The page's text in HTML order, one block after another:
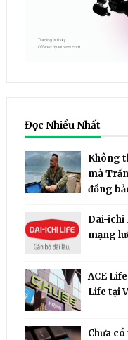
Đọc Nhiều Nhất
Không
mà
đồng
Dai-ichi
mạng
ACE
Life tại
Chưa